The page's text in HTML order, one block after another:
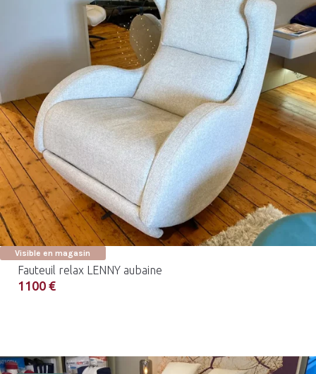
Visible en magasin
Fauteuil relax LENNY aubaine
1100 €